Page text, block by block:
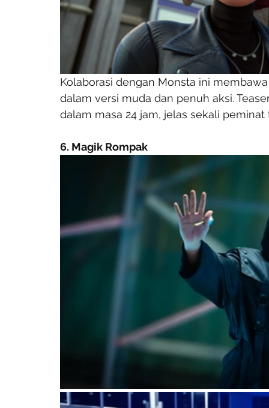
Kolaborasi dengan Monsta ini
dalam versi muda dan penuh aksi.
dalam masa 24 jam, jelas sekali
6. Magik Rompak